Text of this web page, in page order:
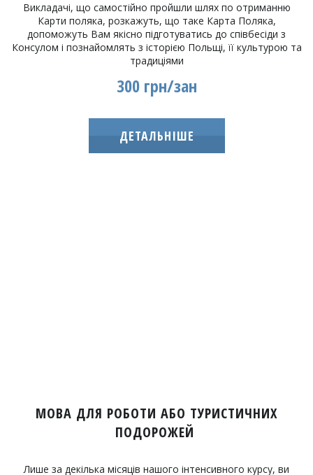
Викладачі, що самостійно пройшли шлях по отриманню
Карти поляка, розкажуть, що таке Карта Поляка,
допоможуть Вам якісно підготуватись до співбесіди з
Консулом і познайомлять з історією Польщі, її культурою та
традиціями
300 грн/зан
ДЕТАЛЬНІШЕ
МОВА ДЛЯ РОБОТИ АБО ТУРИСТИЧНИХ
ПОДОРОЖЕЙ
Лише за декілька місяців нашого інтенсивного курсу, ви